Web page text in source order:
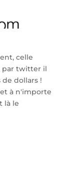
celle
par twitter il
dollars !
à n'importe
là le